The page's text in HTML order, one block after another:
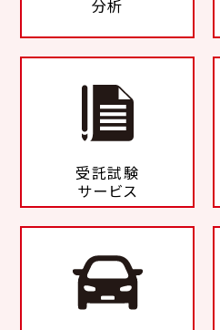
分析
受託試験
サービス